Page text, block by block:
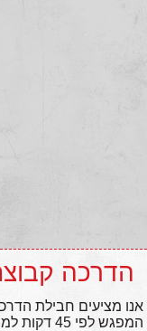
הדרכה
המפגש לפי 45 דקות למשתתף.